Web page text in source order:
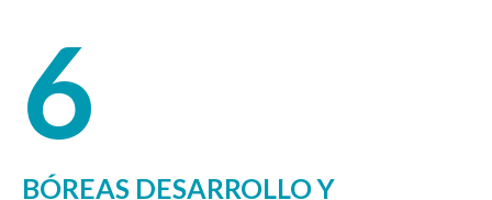
6
BÓREAS DESARROLLO Y